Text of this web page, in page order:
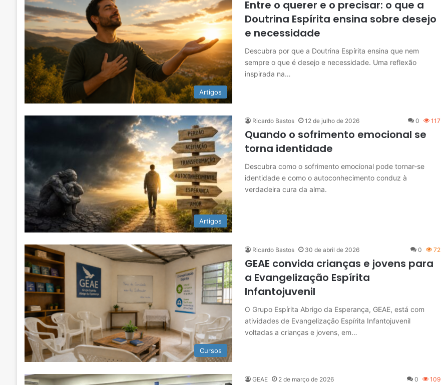
Artigos
Entre o querer e o precisar: o que a
Doutrina Espírita ensina sobre desejo
e necessidade
Descubra por que a Doutrina Espírita ensina que nem
sempre o que é desejo e necessidade. Uma reflexão
inspirada na…
Artigos
Ricardo Bastos 12 de julho de 2026 0 117
Quando o sofrimento emocional se
torna identidade
Descubra como o sofrimento emocional pode tornar-se
identidade e como o autoconhecimento conduz à
verdadeira cura da alma.
Cursos
Ricardo Bastos 30 de abril de 2026 0 72
GEAE convida crianças e jovens para
a Evangelização Espírita
Infantojuvenil
O Grupo Espírita Abrigo da Esperança, GEAE, está com
atividades de Evangelização Espírita Infantojuvenil
voltadas a crianças e jovens, em…
GEAE 2 de março de 2026 0 109